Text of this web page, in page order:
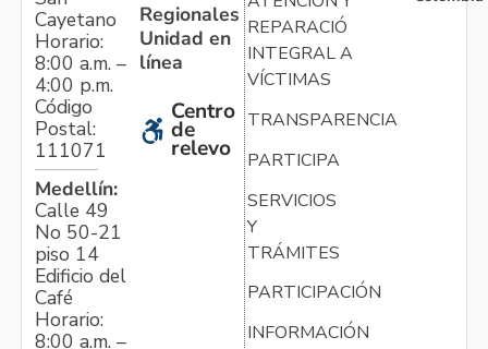
Cayetano
Horario:
8:00 a.m. –
4:00 p.m.
Código
Postal:
111071
Medellín:
Calle 49
No 50-21
piso 14
Edificio del
Café
Horario:
8:00 a.m. –
Regionales
Unidad en
línea
Centro
de
relevo
REPARACIÓN
INTEGRAL A
VÍCTIMAS
TRANSPARENCIA
PARTICIPA
SERVICIOS
Y
TRÁMITES
PARTICIPACIÓN
INFORMACIÓN